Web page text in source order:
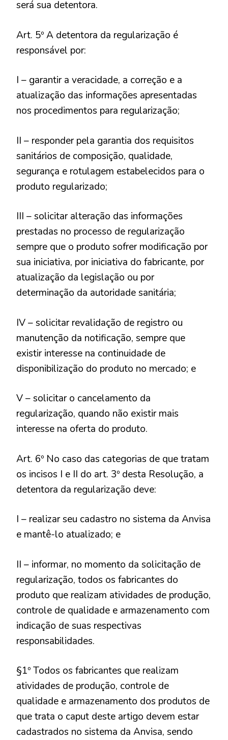
será sua detentora.
Art. 5º A detentora da regularização é
responsável por:
I – garantir a veracidade, a correção e a
atualização das informações apresentadas
nos procedimentos para regularização;
II – responder pela garantia dos requisitos
sanitários de composição, qualidade,
segurança e rotulagem estabelecidos para o
produto regularizado;
III – solicitar alteração das informações
prestadas no processo de regularização
sempre que o produto sofrer modificação por
sua iniciativa, por iniciativa do fabricante, por
atualização da legislação ou por
determinação da autoridade sanitária;
IV – solicitar revalidação de registro ou
manutenção da notificação, sempre que
existir interesse na continuidade de
disponibilização do produto no mercado; e
V – solicitar o cancelamento da
regularização, quando não existir mais
interesse na oferta do produto.
Art. 6º No caso das categorias de que tratam
os incisos I e II do art. 3º desta Resolução, a
detentora da regularização deve:
I – realizar seu cadastro no sistema da Anvisa
e mantê-lo atualizado; e
II – informar, no momento da solicitação de
regularização, todos os fabricantes do
produto que realizam atividades de produção,
controle de qualidade e armazenamento com
indicação de suas respectivas
responsabilidades.
§1º Todos os fabricantes que realizam
atividades de produção, controle de
qualidade e armazenamento dos produtos de
que trata o caput deste artigo devem estar
cadastrados no sistema da Anvisa, sendo